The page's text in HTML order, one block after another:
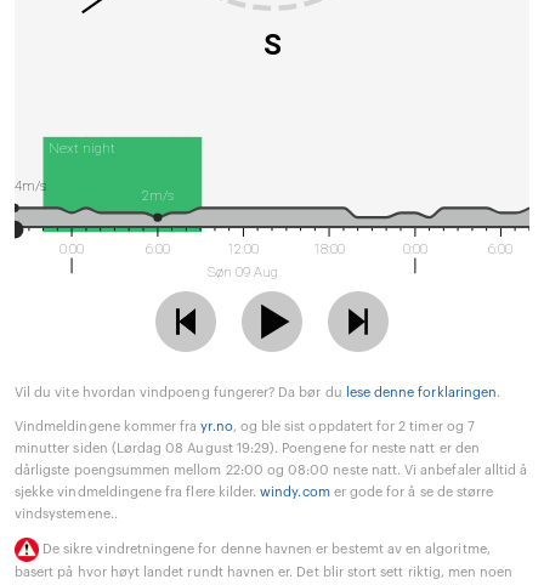
S
Next night
0:00 6:00
12:00
Søn 09 Aug
18:00 0:00 6:00
4m/s
2m/s
Vil du vite hvordan vindpoeng fungerer? Da bør du lese denne forklaringen.
Vindmeldingene kommer frayr.no, og ble sist oppdatert for 2 timer og 7
minutter siden (Lørdag 08 August 19:29). Poengene for neste natt er den
dårligste poengsummen mellom 22:00 og 08:00 neste natt. Vi anbefaler alltid å
sjekke vindmeldingene fra flere kilder.windy.comer gode for å se de større
vindsystemene..
De sikre vindretningene for denne havnen er bestemt av en algoritme,
basert på hvor høyt landet rundt havnen er. Det blir stort sett riktig, men noen